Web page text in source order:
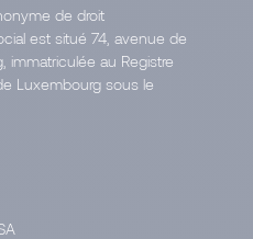
de droit
est situé 74, avenue de
immatriculée au Registre
Luxembourg sous le